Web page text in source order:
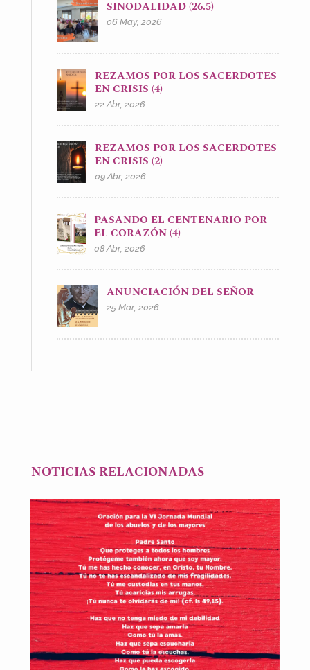
SINODALIDAD (26.5)
06 May, 2026
REZAMOS POR LOS SACERDOTES
EN CRISIS (4)
22 Abr, 2026
REZAMOS POR LOS SACERDOTES
EN CRISIS (2)
09 Abr, 2026
PASANDO EL CENTENARIO POR
EL CORAZÓN (4)
08 Abr, 2026
ANUNCIACIÓN DEL SEÑOR
25 Mar, 2026
NOTICIAS RELACIONADAS